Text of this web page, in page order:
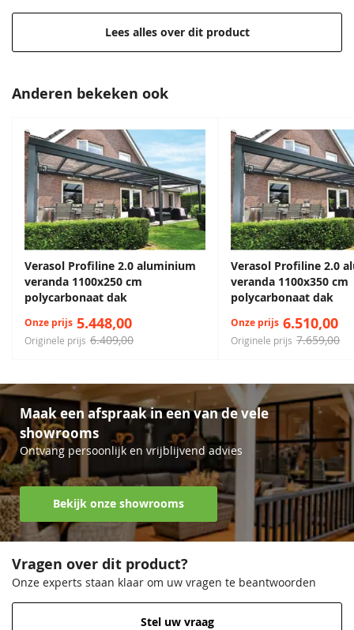
polycarbonaat X-structuur
helder of opaal
Rubberafdekkers Inclusief
Bevestigingsmaterialen Inclusief
Inmeten & montage Optioneel
Extra stevige constructie die weinig onderhoud behoeft
maar sterk
Maatwerk en inmeten mogelijk
Lees alles over dit product
Anderen bekeken ook
Verasol Profiline 2.0 aluminium
veranda 1100x250 cm
polycarbonaat dak
Originele prijs 6.409,00
Onze prijs 5.448,00
Verasol Profiline 2.0
veranda 1100x350 cm
polycarbonaat dak
Originele prijs 7.659,00
Onze prijs 6.510,00
Maak een afspraak in een van de vele
showrooms
Ontvang persoonlijk en vrijblijvend advies
Bekijk onze showrooms
Vragen over dit product?
Onze experts staan klaar om uw vragen te beantwoorden
Stel uw vraag